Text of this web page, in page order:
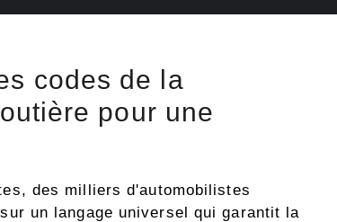
codes de la
pour une
des milliers d'automobilistes
un langage universel qui garantit la